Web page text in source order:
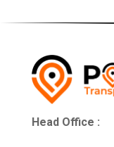
Head Office :